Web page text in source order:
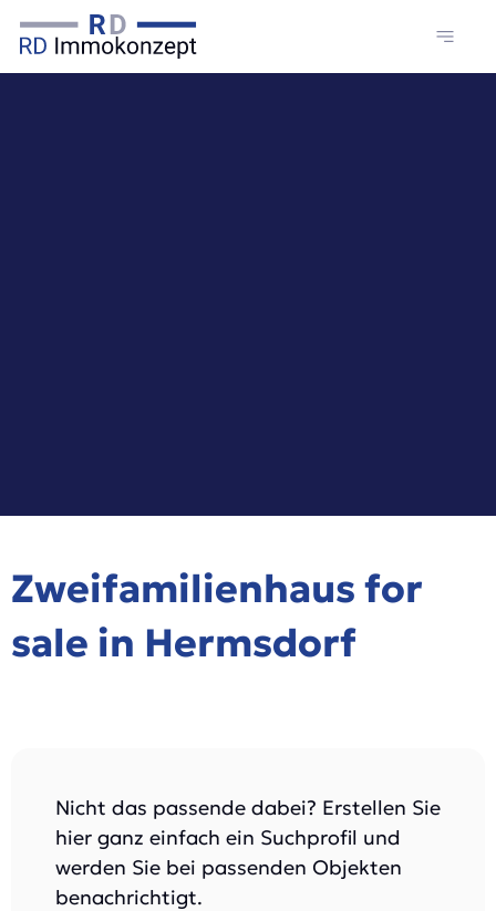
Zweifamilienhaus for
sale in Hermsdorf
Nicht das passende dabei? Erstellen Sie
hier ganz einfach ein Suchprofil und
werden Sie bei passenden Objekten
benachrichtigt.